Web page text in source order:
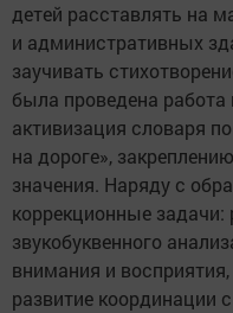
детей расставлять на
и административных
заучивать
была проведена
активизация словаря
на дороге»,
значения. Наряду с
коррекционные задачи:
звукобуквенного
внимания и
развитие координации